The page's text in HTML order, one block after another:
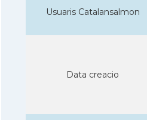
Usuaris Catalansalmon
Data creacio